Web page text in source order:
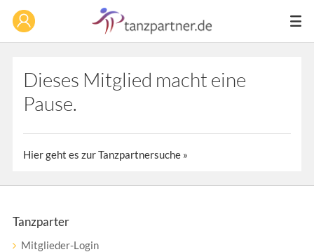
Dieses Mitglied macht eine
Pause.
Hier geht es zur Tanzpartnersuche »
Tanzparter
Mitglieder-Login